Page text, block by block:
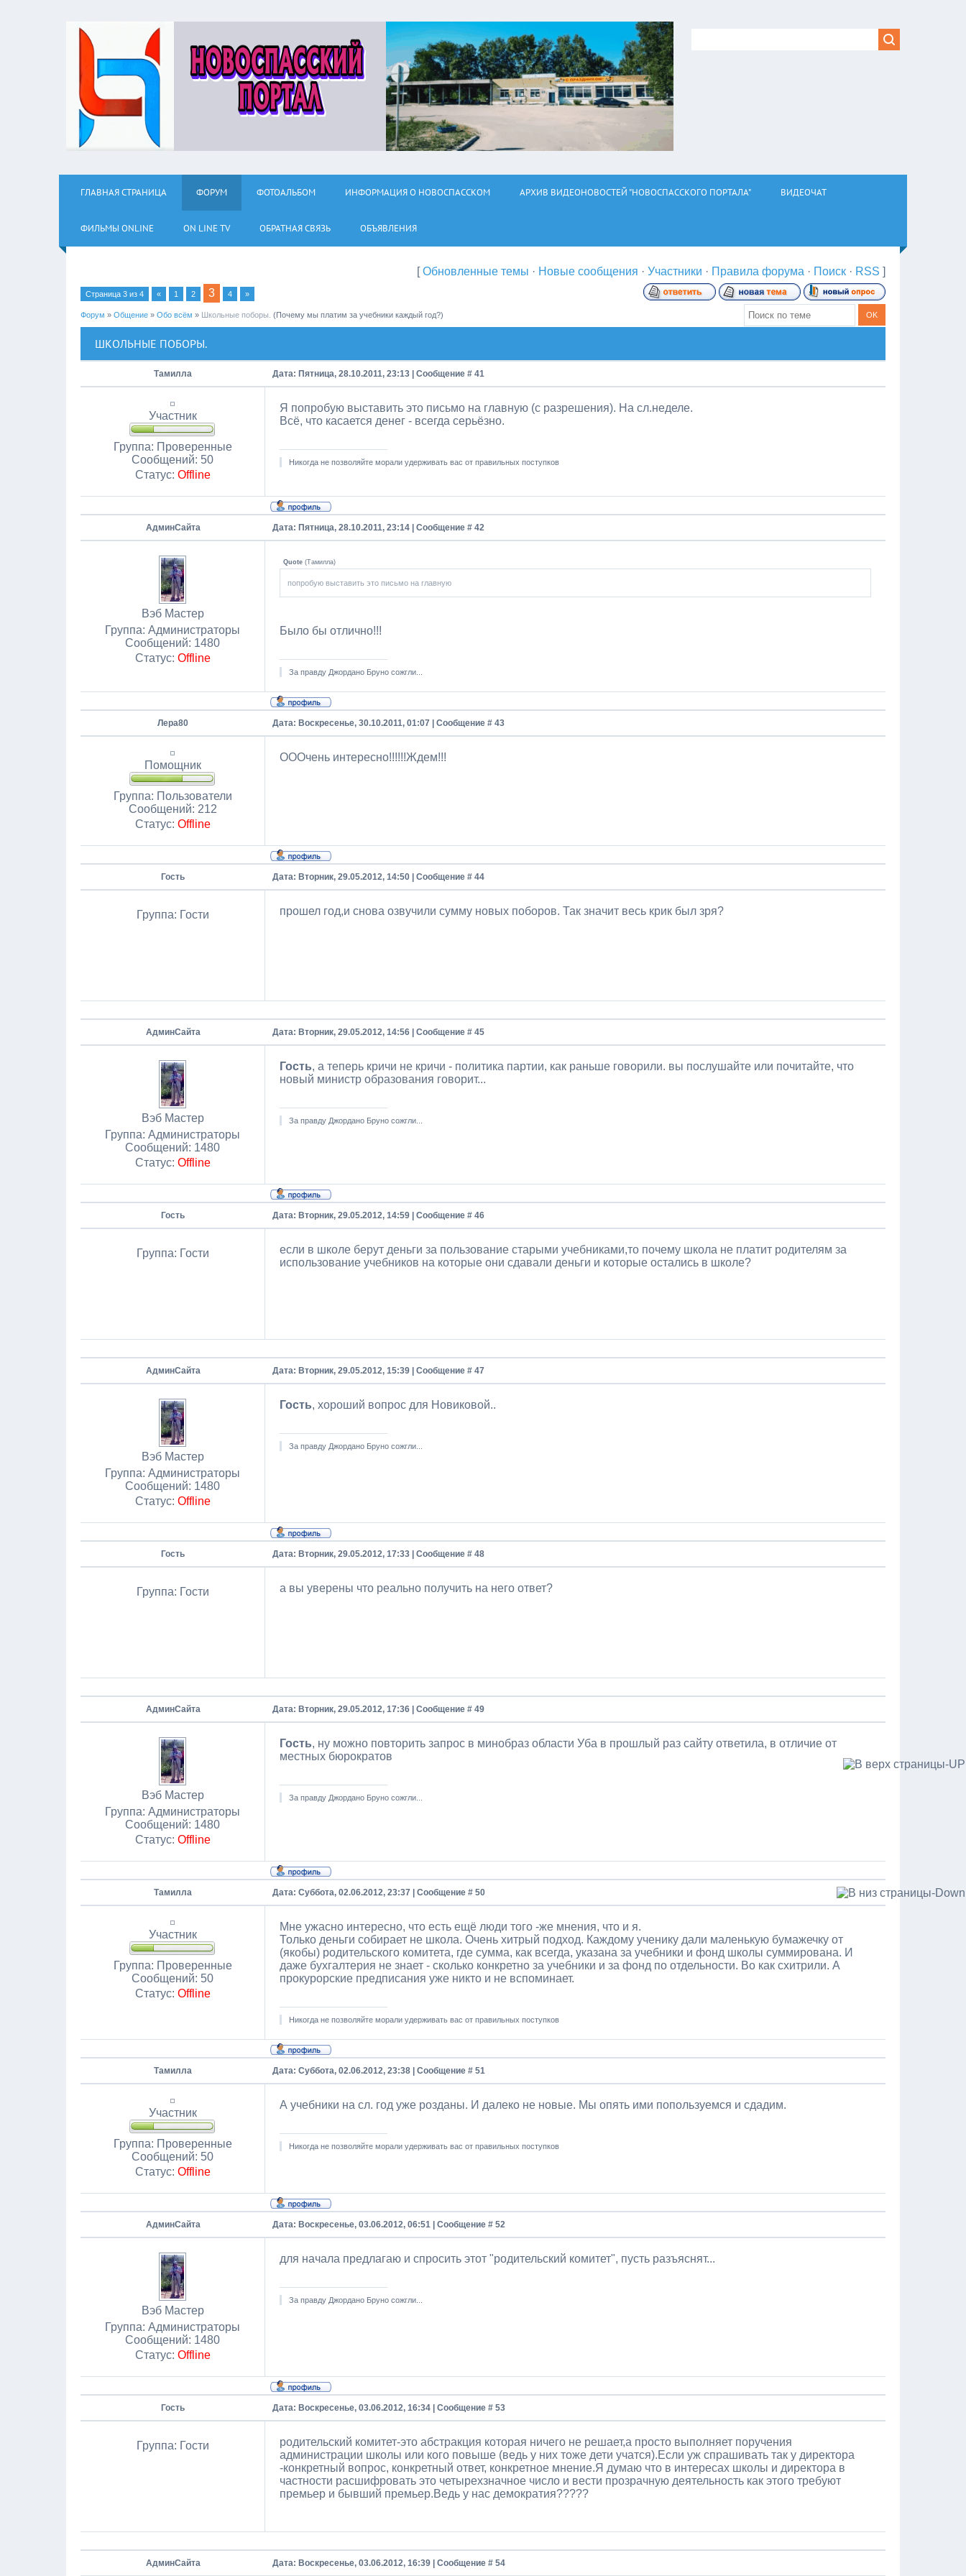
ГЛАВНАЯ СТРАНИЦА ФОРУМ ФОТОАЛЬБОМ ИНФОРМАЦИЯ О НОВОСПАССКОМ АРХИВ ВИДЕОНОВОСТЕЙ "НОВОСПАССКОГО ПОРТАЛА" ВИДЕОЧАТ
ФИЛЬМЫ ОNLINE ON LINE TV ОБРАТНАЯ СВЯЗЬ ОБЪЯВЛЕНИЯ
[ Обновленные темы · Новые сообщения · Участники · Правила форума · Поиск · RSS ]
Страница 3 из 4 « 1 2 3 4 »
Форум » Общение » Обо всём » Школьные поборы. (Почему мы платим за учебники каждый год?)
ШКОЛЬНЫЕ ПОБОРЫ.
Тамилла Дата: Пятница, 28.10.2011, 23:13 | Сообщение # 41
Участник
Группа: Проверенные
Сообщений: 50
Статус: Offline
Я попробую выставить это письмо на главную (с разрешения). На сл.неделе.
Всё, что касается денег - всегда серьёзно.
Никогда не позволяйте морали удерживать вас от правильных поступков
АдминСайта Дата: Пятница, 28.10.2011, 23:14 | Сообщение # 42
Вэб Мастер
Группа: Администраторы
Сообщений: 1480
Статус: Offline
Quote (Тамилла)
попробую выставить это письмо на главную
Было бы отлично!!!
За правду Джордано Бруно сожгли...
Лера80 Дата: Воскресенье, 30.10.2011, 01:07 | Сообщение # 43
Помощник
Группа: Пользователи
Сообщений: 212
Статус: Offline
ОООчень интересно!!!!!!Ждем!!!
Гость Дата: Вторник, 29.05.2012, 14:50 | Сообщение # 44
Группа: Гости прошел год,и снова озвучили сумму новых поборов. Так значит весь крик был зря?
АдминСайта Дата: Вторник, 29.05.2012, 14:56 | Сообщение # 45
Вэб Мастер
Группа: Администраторы
Сообщений: 1480
Статус: Offline
Гость, а теперь кричи не кричи - политика партии, как раньше говорили. вы послушайте или почитайте, что
новый министр образования говорит...
За правду Джордано Бруно сожгли...
Гость Дата: Вторник, 29.05.2012, 14:59 | Сообщение # 46
Группа: Гости
если в школе берут деньги за пользование старыми учебниками,то почему школа не платит родителям за
использование учебников на которые они сдавали деньги и которые остались в школе?
АдминСайта Дата: Вторник, 29.05.2012, 15:39 | Сообщение # 47
Вэб Мастер
Группа: Администраторы
Сообщений: 1480
Статус: Offline
Гость, хороший вопрос для Новиковой..
За правду Джордано Бруно сожгли...
Гость Дата: Вторник, 29.05.2012, 17:33 | Сообщение # 48
Группа: Гости а вы уверены что реально получить на него ответ?
АдминСайта Дата: Вторник, 29.05.2012, 17:36 | Сообщение # 49
Вэб Мастер
Группа: Администраторы
Сообщений: 1480
Статус: Offline
Гость, ну можно повторить запрос в минобраз области Уба в прошлый раз сайту ответила, в отличие от
местных бюрократов
За правду Джордано Бруно сожгли...
Тамилла Дата: Суббота, 02.06.2012, 23:37 | Сообщение # 50
Участник
Группа: Проверенные
Сообщений: 50
Статус: Offline
Мне ужасно интересно, что есть ещё люди того -же мнения, что и я.
Только деньги собирает не школа. Очень хитрый подход. Каждому ученику дали маленькую бумажечку от
(якобы) родительского комитета, где сумма, как всегда, указана за учебники и фонд школы суммирована. И
даже бухгалтерия не знает - сколько конкретно за учебники и за фонд по отдельности. Во как схитрили. А
прокурорские предписания уже никто и не вспоминает.
Никогда не позволяйте морали удерживать вас от правильных поступков
Тамилла Дата: Суббота, 02.06.2012, 23:38 | Сообщение # 51
Участник
Группа: Проверенные
Сообщений: 50
Статус: Offline
А учебники на сл. год уже розданы. И далеко не новые. Мы опять ими попользуемся и сдадим.
Никогда не позволяйте морали удерживать вас от правильных поступков
АдминСайта Дата: Воскресенье, 03.06.2012, 06:51 | Сообщение # 52
Вэб Мастер
Группа: Администраторы
Сообщений: 1480
Статус: Offline
для начала предлагаю и спросить этот "родительский комитет", пусть разъяснят...
За правду Джордано Бруно сожгли...
Гость Дата: Воскресенье, 03.06.2012, 16:34 | Сообщение # 53
Группа: Гости
родительский комитет-это абстракция которая ничего не решает,а просто выполняет поручения
администрации школы или кого повыше (ведь у них тоже дети учатся).Если уж спрашивать так у директора
-конкретный вопрос, конкретный ответ, конкретное мнение.Я думаю что в интересах школы и директора в
частности расшифровать это четырехзначное число и вести прозрачную деятельность как этого требуют
премьер и бывший премьер.Ведь у нас демократия?????
АдминСайта Дата: Воскресенье, 03.06.2012, 16:39 | Сообщение # 54